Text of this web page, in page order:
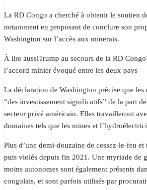
La RD Congo a cherché à obtenir le soutien
notamment en proposant de conclure son
Washington sur l’accès aux minerais.
À lire aussiTrump au secours de la RD
l’accord minier évoqué entre les deux pays
La déclaration de Washington précise que les
“des investissement significatifs” de la part
secteur privé américain. Elles travailleront
domaines tels que les mines et
Plus d’une demi-douzaine de cessez-le-feu et
puis violés depuis fin 2021. Une myriade de
moins autonomes sont également présents
congolais, et sont parfois utilisés par